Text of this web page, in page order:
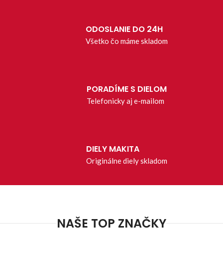
ODOSLANIE DO 24H
Všetko čo máme skladom
PORADÍME S DIELOM
Telefonicky aj e-mailom
DIELY MAKITA
Originálne diely skladom
NAŠE TOP ZNAČKY